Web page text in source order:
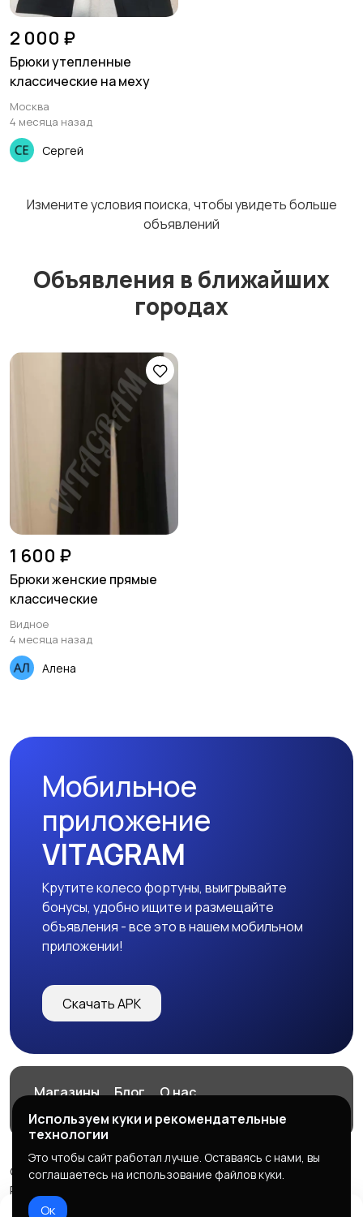
Платья и юбки
Штаны и шорты Другое
2 000 ₽
Брюки утепленные
классические на меху
Москва
4 месяца назад
Сергей
Измените условия поиска, чтобы увидеть больше
объявлений
Объявления в ближайших
городах
1 600 ₽
Брюки женские прямые
классические
Видное
4 месяца назад
Алена
Мобильное
приложение
VITAGRAM
Крутите колесо фортуны, выигрывайте
бонусы, удобно ищите и размещайте
объявления - все это в нашем мобильном
приложении!
Скачать APK
Магазины Блог
О нас
Служба поддержки
© 2026 VITAGRAM
Powered by LennoX PRO
Используем куки и рекомендательные
технологии
Это чтобы сайт работал лучше. Оставаясь с нами, вы
соглашаетесь на использование файлов куки.
Ок